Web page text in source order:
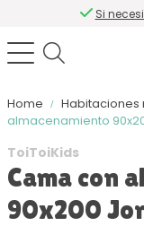
Si
Home Habitaciones
almacenamiento
ToiToiKids
Cama con
90x200